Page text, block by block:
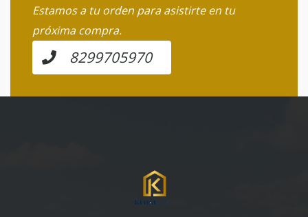
Estamos a tu orden para asistirte en tu
próxima compra.
8299705970